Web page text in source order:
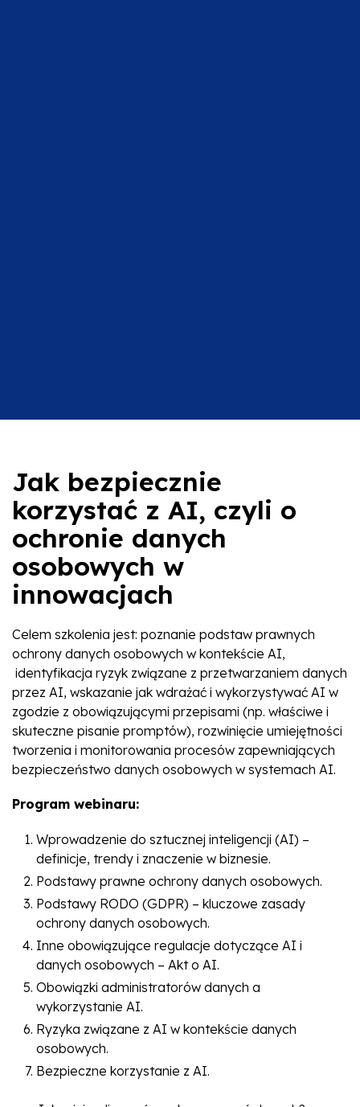
Jak bezpiecznie
korzystać z AI, czyli o
ochronie danych
osobowych w
innowacjach
Celem szkolenia jest: poznanie podstaw prawnych
ochrony danych osobowych w kontekście AI,
identyfikacja ryzyk związane z przetwarzaniem danych
przez AI, wskazanie jak wdrażać i wykorzystywać AI w
zgodzie z obowiązującymi przepisami (np. właściwe i
skuteczne pisanie promptów), rozwinięcie umiejętności
tworzenia i monitorowania procesów zapewniających
bezpieczeństwo danych osobowych w systemach AI.
Program webinaru:
Wprowadzenie do sztucznej inteligencji (AI) –
definicje, trendy i znaczenie w biznesie.
Podstawy prawne ochrony danych osobowych.
Podstawy RODO (GDPR) – kluczowe zasady
ochrony danych osobowych.
Inne obowiązujące regulacje dotyczące AI i
danych osobowych – Akt o AI.
Obowiązki administratorów danych a
wykorzystanie AI.
Ryzyka związane z AI w kontekście danych
osobowych.
Bezpieczne korzystanie z AI.